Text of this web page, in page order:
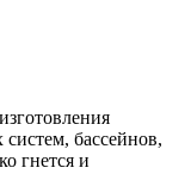
бассейнов,
гнется и